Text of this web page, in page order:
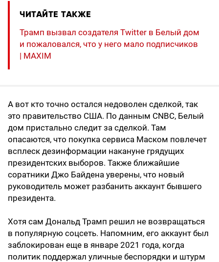
ЧИТАЙТЕ ТАКЖЕ
Трамп вызвал создателя Twitter в Белый дом
и пожаловался, что у него мало подписчиков
| MAXIM
А вот кто точно остался недоволен сделкой, так
это правительство США. По данным CNBC, Белый
дом пристально следит за сделкой. Там
опасаются, что покупка сервиса Маском повлечет
всплеск дезинформации накануне грядущих
президентских выборов. Также ближайшие
соратники Джо Байдена уверены, что новый
руководитель может разбанить аккаунт бывшего
президента.
Хотя сам Дональд Трамп решил не возвращаться
в популярную соцсеть. Напомним, его аккаунт был
заблокирован еще в январе 2021 года, когда
политик поддержал уличные беспорядки и штурм